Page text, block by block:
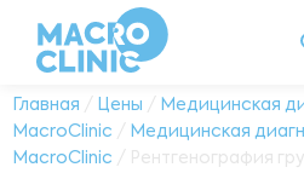
Главная / Цены /
Медицинская
MacroClinic /
Медицинская
MacroClinic / Рентгенография